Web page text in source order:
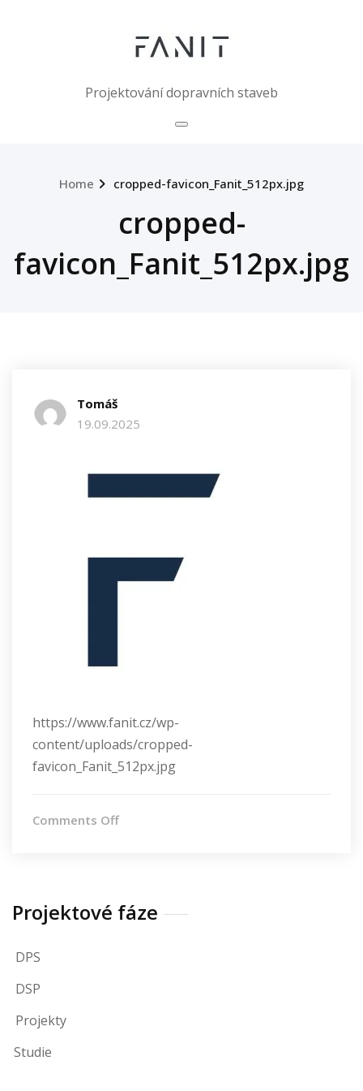
Projektování dopravních staveb
Home cropped-favicon_Fanit_512px.jpg
cropped-
favicon_Fanit_512px.jpg
Tomáš
19.09.2025
https://www.fanit.cz/wp-
content/uploads/cropped-
favicon_Fanit_512px.jpg
Comments Offon
Projektové fáze
DPS
DSP
Projekty
Studie